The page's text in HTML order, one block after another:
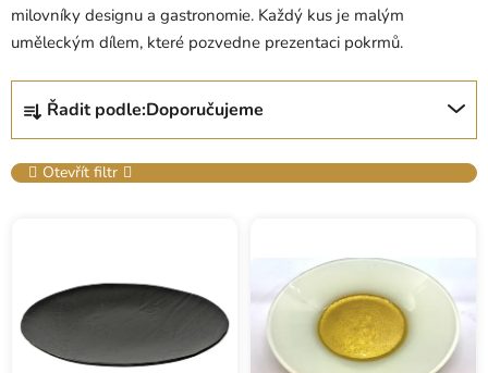
milovníky designu a gastronomie. Každý kus je malým
uměleckým dílem, které pozvedne prezentaci pokrmů.
Ř
a
z
e
o
d
Řadit podle:Doporučujeme
Otevřít filtr
s